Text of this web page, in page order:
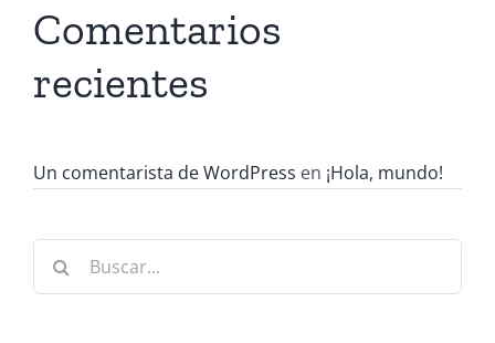
Comentarios
recientes
Un comentarista de WordPress en ¡Hola, mundo!